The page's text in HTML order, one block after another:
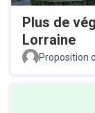
Plus de
Lorraine
Proposition